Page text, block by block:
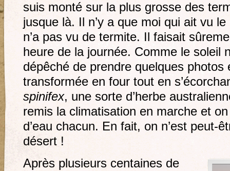
suis monté sur la plus grosse des
jusque là. Il n’y a que moi qui ait vu
n’a pas vu de termite. Il faisait
heure de la journée. Comme le soleil
dépêché de prendre quelques
transformée en four tout en
spinifex, une sorte d’herbe
remis la climatisation en marche et
d’eau chacun. En fait, on n’est peut-
désert !
Après plusieurs centaines de